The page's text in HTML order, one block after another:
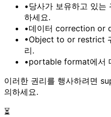
•당사가 보유하고 있는
하세요.
•데이터 correction or
•Object to or restrict
리.
•portable format에서
이러한 권리를 행사하려면
의하세요.
⏳